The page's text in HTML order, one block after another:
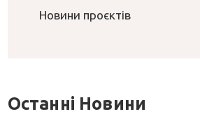
Новини проєктів
Останні Новини